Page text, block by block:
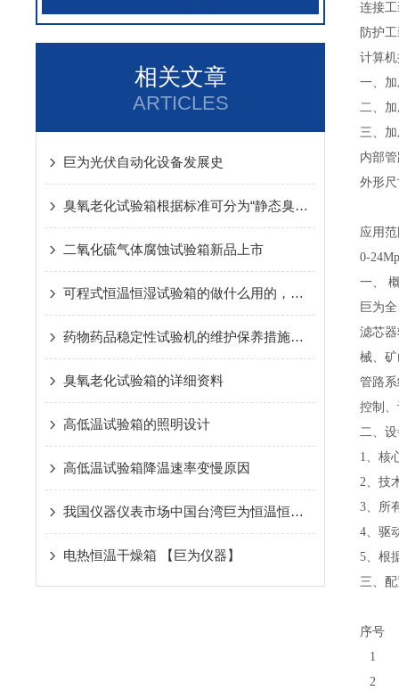
相关文章
ARTICLES
巨为光伏自动化设备发展史
臭氧老化试验箱根据标准可分为“静态臭氧”和“动态臭氧
二氧化硫气体腐蚀试验箱新品上市
可程式恒温恒湿试验箱的做什么用的，看这篇介绍
药物药品稳定性试验机的维护保养措施有哪些？
臭氧老化试验箱的详细资料
高低温试验箱的照明设计
高低温试验箱降温速率变慢原因
我国仪器仪表市场中国台湾巨为恒温恒湿试验箱生产厂家竞争加剧
电热恒温干燥箱 【巨为仪器】
连接
防护
计算
一、
二、
三、
内部
外形
应用
0-
一、
巨为
滤芯
械、
管路
控制
二、
1、核
2、技
3、所
4、驱
5、根
三、
序号
1
2